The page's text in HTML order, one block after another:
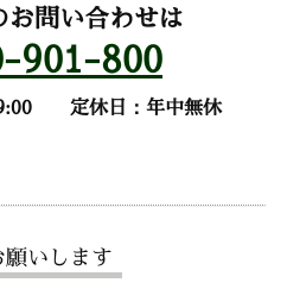
お問い合わせは
901-800
定休日：年中無休
いします